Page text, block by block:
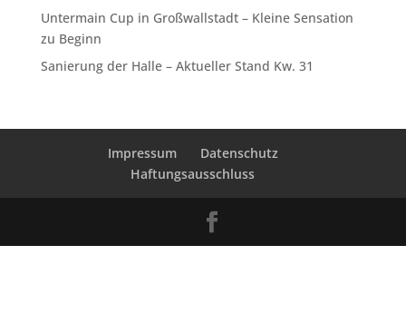
Untermain Cup in Großwallstadt – Kleine Sensation
zu Beginn
Sanierung der Halle – Aktueller Stand Kw. 31
Impressum
Datenschutz
Haftungsausschluss